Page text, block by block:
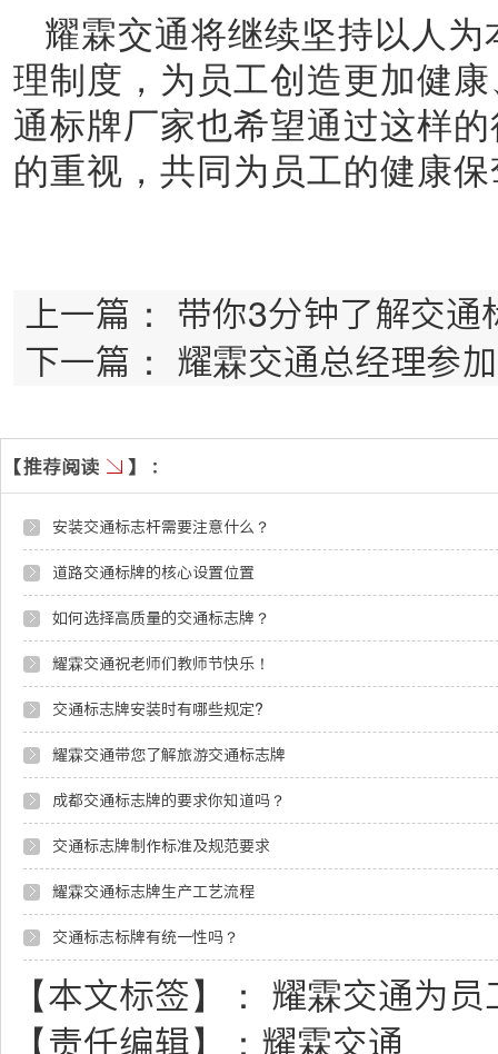
耀霖交通将继续坚持以人
理制度，为员工创造更加健
通标牌厂家也希望通过这样
的重视，共同为员工的健康
上一篇： 带你3分钟了解交通
下一篇： 耀霖交通总经理参
安装交通标志杆需要注意什么？
道路交通标牌的核心设置位置
如何选择高质量的交通标志牌？
耀霖交通祝老师们教师节快乐！
交通标志牌安装时有哪些规定?
耀霖交通带您了解旅游交通标志牌
成都交通标志牌的要求你知道吗？
交通标志牌制作标准及规范要求
耀霖交通标志牌生产工艺流程
交通标志标牌有统一性吗？
【本文标签】：
耀霖交通为员
【责任编辑】： 耀霖交通